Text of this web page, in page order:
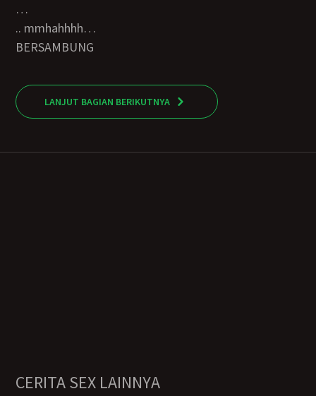
…
.. mmhahhhh…
BERSAMBUNG
LANJUT BAGIAN BERIKUTNYA
CERITA SEX LAINNYA